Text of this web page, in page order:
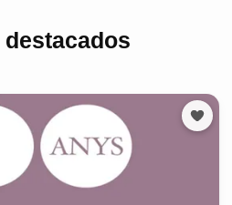
destacados